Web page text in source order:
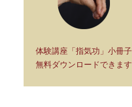
体験講座「指気功」小冊子
無料ダウンロードできます